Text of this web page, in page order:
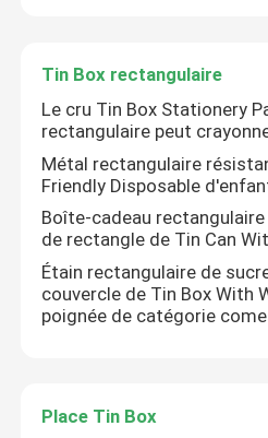
Tin Box rectangulaire
Le cru Tin Box Stationery
rectangulaire peut
Métal rectangulaire
Friendly Disposable
Boîte-cadeau
de rectangle de Tin Can
Étain rectangulaire de
couvercle de Tin Box With
poignée de catégorie
Place Tin Box